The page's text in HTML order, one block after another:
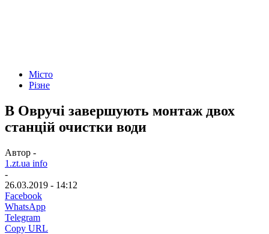
Місто
Різне
В Овручі завершують монтаж двох
станцій очистки води
Автор -
1.zt.ua info
-
26.03.2019 - 14:12
Facebook
WhatsApp
Telegram
Copy URL